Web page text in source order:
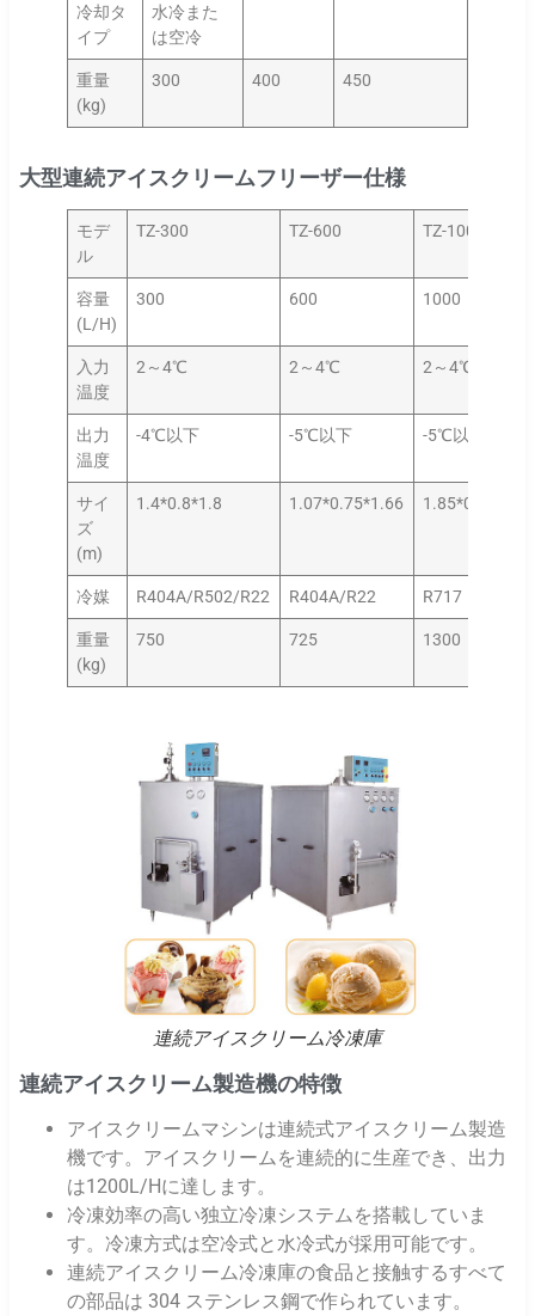
冷却タ
イプ
水冷また
は空冷
重量
(kg)
300 400 450
大型連続アイスクリームフリーザー仕様
モデ
ル
TZ-300 TZ-600 TZ-1000
容量
(L/H)
300 600 1000
入力
温度
2～4℃ 2～4℃ 2～4℃
出力
温度
-4℃以下 -5℃以下 -5℃以下
サイ
ズ
(m)
1.4*0.8*1.8 1.07*0.75*1.66 1.85*0.85*2.2
冷媒 R404A/R502/R22 R404A/R22 R717
重量
(kg)
750 725 1300
連続アイスクリーム冷凍庫
連続アイスクリーム製造機の特徴
アイスクリームマシンは連続式アイスクリーム製造
機です。アイスクリームを連続的に生産でき、出力
は1200L/Hに達します。
冷凍効率の高い独立冷凍システムを搭載していま
す。冷凍方式は空冷式と水冷式が採用可能です。
連続アイスクリーム冷凍庫の食品と接触するすべて
の部品は 304 ステンレス鋼で作られています。